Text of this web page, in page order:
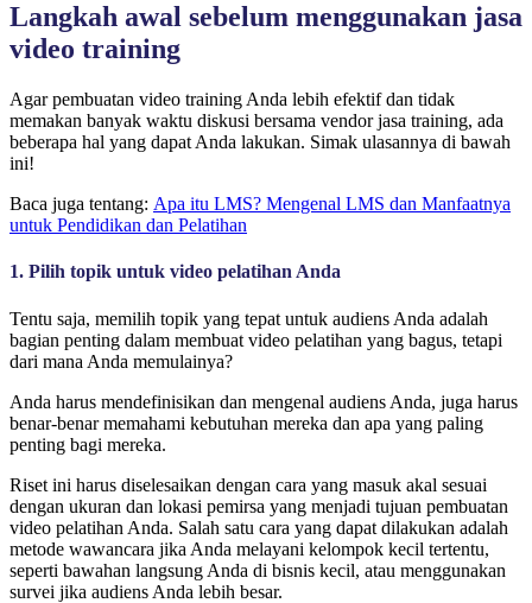
Langkah awal sebelum menggunakan jasa
video training
Agar pembuatan video training Anda lebih efektif dan tidak
memakan banyak waktu diskusi bersama vendor jasa training, ada
beberapa hal yang dapat Anda lakukan. Simak ulasannya di bawah
ini!
Baca juga tentang: Apa itu LMS? Mengenal LMS dan Manfaatnya
untuk Pendidikan dan Pelatihan
1. Pilih topik untuk video pelatihan Anda
Tentu saja, memilih topik yang tepat untuk audiens Anda adalah
bagian penting dalam membuat video pelatihan yang bagus, tetapi
dari mana Anda memulainya?
Anda harus mendefinisikan dan mengenal audiens Anda, juga harus
benar-benar memahami kebutuhan mereka dan apa yang paling
penting bagi mereka.
Riset ini harus diselesaikan dengan cara yang masuk akal sesuai
dengan ukuran dan lokasi pemirsa yang menjadi tujuan pembuatan
video pelatihan Anda. Salah satu cara yang dapat dilakukan adalah
metode wawancara jika Anda melayani kelompok kecil tertentu,
seperti bawahan langsung Anda di bisnis kecil, atau menggunakan
survei jika audiens Anda lebih besar.